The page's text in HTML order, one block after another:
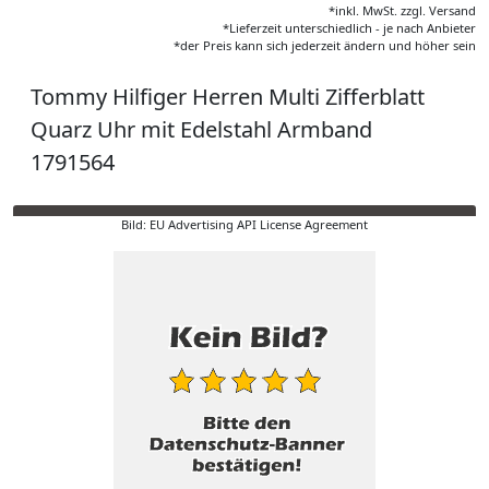
*inkl. MwSt. zzgl. Versand
*Lieferzeit unterschiedlich - je nach Anbieter
*der Preis kann sich jederzeit ändern und höher sein
Tommy Hilfiger Herren Multi Zifferblatt
Quarz Uhr mit Edelstahl Armband
1791564
Bild: EU Advertising API License Agreement